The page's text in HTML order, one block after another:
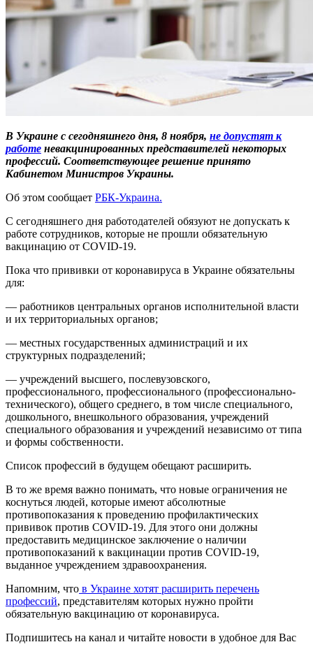
В Украине с сегодняшнего дня, 8 ноября, не допустят к
работе невакцинированных представителей некоторых
профессий. Соответствующее решение принято
Кабинетом Министров Украины.
Об этом сообщает РБК-Украина.
С сегодняшнего дня работодателей обязуют не допускать к
работе сотрудников, которые не прошли обязательную
вакцинацию от COVID-19.
Пока что прививки от коронавируса в Украине обязательны
для:
— работников центральных органов исполнительной власти
и их территориальных органов;
— местных государственных администраций и их
структурных подразделений;
— учреждений высшего, послевузовского,
профессионального, профессионального (профессионально-
технического), общего среднего, в том числе специального,
дошкольного, внешкольного образования, учреждений
специального образования и учреждений независимо от типа
и формы собственности.
Список профессий в будущем обещают расширить.
В то же время важно понимать, что новые ограничения не
коснуться людей, которые имеют абсолютные
противопоказания к проведению профилактических
прививок против СOVID-19. Для этого они должны
предоставить медицинское заключение о наличии
противопоказаний к вакцинации против СOVID-19,
выданное учреждением здравоохранения.
Напомним, что в Украине хотят расширить перечень
профессий, представителям которых нужно пройти
обязательную вакцинацию от коронавируса.
Подпишитесь на канал и читайте новости в удобное для Вас